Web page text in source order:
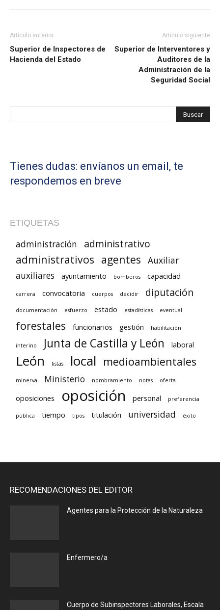
Artículo anterior
Superior de Inspectores de
Hacienda del Estado
Artículo siguiente
Superior de Interventores y
Auditores de la
Administración de la
Seguridad Social
Tienes dudas: envíanos un email, te
respondemos en breve
ETIQUETAS
administración administrativo
administrativos agentes
Auxiliar
auxiliares
ayuntamiento bomberos capacidad
carrera convocatoria cuerpos decidir diputación
documentación esfuerzo estado estadísticas eventual
forestales funcionarios gestión habilitación
interino Junta de Castilla y León laboral
León listas local medioambientales
minerva Ministerio nombramiento notas oferta
oposiciones oposición personal preferencia
pública tiempo tipos titulación universidad éxito
RECOMENDACIONES DEL EDITOR
Agentes para la Protección de la Naturaleza
Enfermero/a
Cuerpo de Subinspectores Laborales, Escala